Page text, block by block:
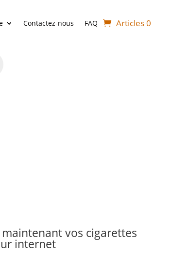
Contactez-nous FAQ Articles 0
vos cigarettes
internet